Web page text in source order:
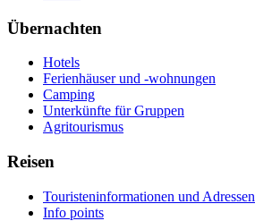
Übernachten
Hotels
Ferienhäuser und -wohnungen
Camping
Unterkünfte für Gruppen
Agritourismus
Reisen
Touristeninformationen und Adressen
Info points